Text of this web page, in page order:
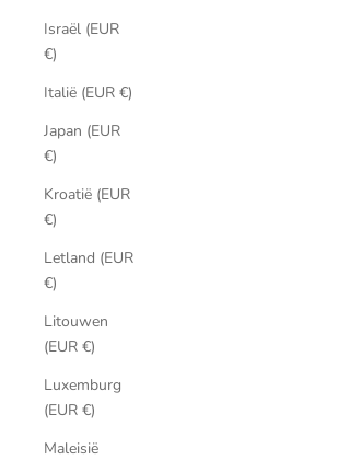
Israël (EUR
€)
Italië (EUR €)
Japan (EUR
€)
Kroatië (EUR
€)
Letland (EUR
€)
Litouwen
(EUR €)
Luxemburg
(EUR €)
Maleisië